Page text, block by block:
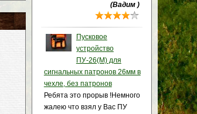
(Вадим )
Пусковое
устройство
ПУ-26(М) для
сигнальных патронов 26мм в
чехле, без патронов
Ребята это прорыв !Немного
жалею что взял у Вас ПУ